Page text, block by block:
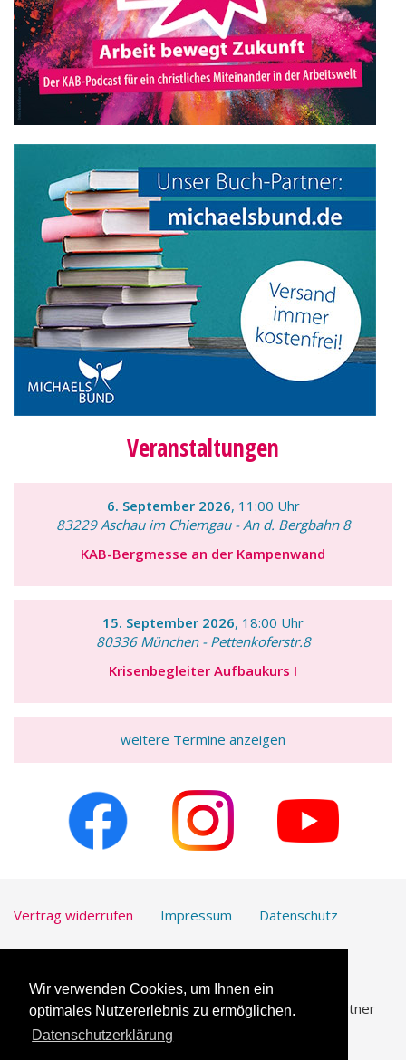
Wir verwenden Cookies, um Ihnen ein
optimales Nutzererlebnis zu ermöglichen.
Datenschutzerklärung
Veranstaltungen
6. September 2026, 11:00 Uhr
83229 Aschau im Chiemgau - An d. Bergbahn 8
KAB-Bergmesse an der Kampenwand
15. September 2026, 18:00 Uhr
80336 München - Pettenkoferstr.8
Krisenbegleiter Aufbaukurs I
weitere Termine anzeigen
Vertrag widerrufen Impressum Datenschutz
UmfrageOnline.com ist unser vertrauenswürdiger Partner
für die
Erstellung von Online-Umfragen